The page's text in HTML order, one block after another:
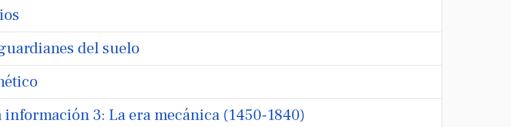
del suelo
3: La era mecánica (1450-1840)